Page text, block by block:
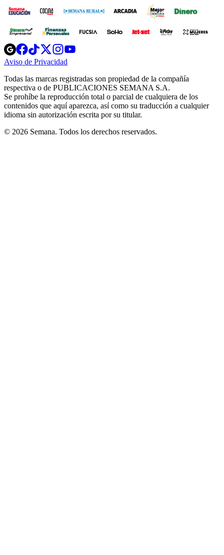
Opens
in
new
Opens
in
new
Opens
in
new
window
Opens
new
windowwindow
Aviso de Privacidad
new
window
Todas las marcas registradas son propiedad de la compañía
respectiva o de PUBLICACIONES SEMANA S.A.
Se prohíbe la reproducción total o parcial de cualquiera de los
contenidos que aquí aparezca, así como su traducción a cualquier
idioma sin autorización escrita por su titular.
© 2026 Semana. Todos los derechos reservados.